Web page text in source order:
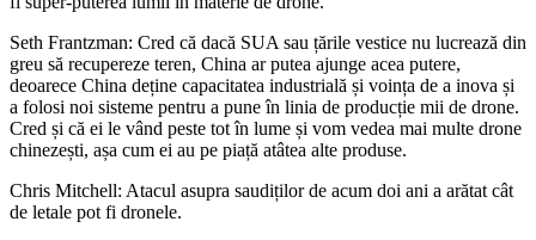
Seth Frantzman: Cred că dacă SUA sau țările vestice nu lucrează din
greu să recupereze teren, China ar putea ajunge acea putere,
deoarece China deține capacitatea industrială și voința de a inova și
a folosi noi sisteme pentru a pune în linia de producție mii de drone.
Cred și că ei le vând peste tot în lume și vom vedea mai multe drone
chinezești, așa cum ei au pe piață atâtea alte produse.
Chris Mitchell: Atacul asupra saudiților de acum doi ani a arătat cât
de letale pot fi dronele.